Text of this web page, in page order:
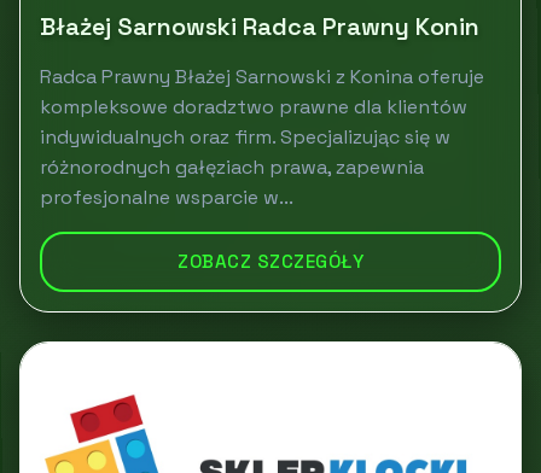
Błażej Sarnowski Radca Prawny Konin
Radca Prawny Błażej Sarnowski z Konina oferuje
kompleksowe doradztwo prawne dla klientów
indywidualnych oraz firm. Specjalizując się w
różnorodnych gałęziach prawa, zapewnia
profesjonalne wsparcie w...
ZOBACZ SZCZEGÓŁY